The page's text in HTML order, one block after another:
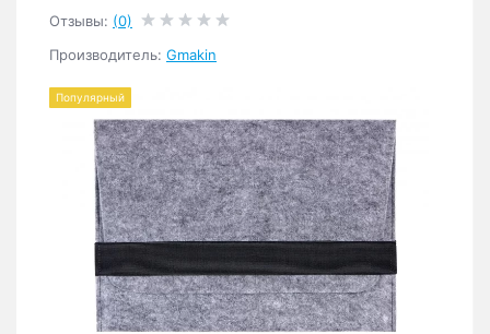
Отзывы: (0)
Производитель: Gmakin
Популярный